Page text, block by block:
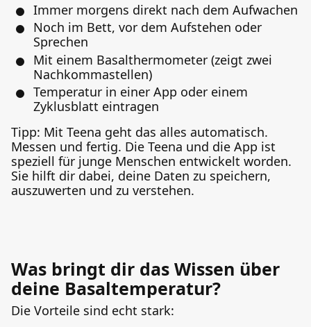
Immer morgens direkt nach dem Aufwachen
Noch im Bett, vor dem Aufstehen oder
Sprechen
Mit einem Basalthermometer (zeigt zwei
Nachkommastellen)
Temperatur in einer App oder einem
Zyklusblatt eintragen
Tipp: Mit Teena geht das alles automatisch.
Messen und fertig. Die Teena und die App ist
speziell für junge Menschen entwickelt worden.
Sie hilft dir dabei, deine Daten zu speichern,
auszuwerten und zu verstehen.
Was bringt dir das Wissen über
deine Basaltemperatur?
Die Vorteile sind echt stark: